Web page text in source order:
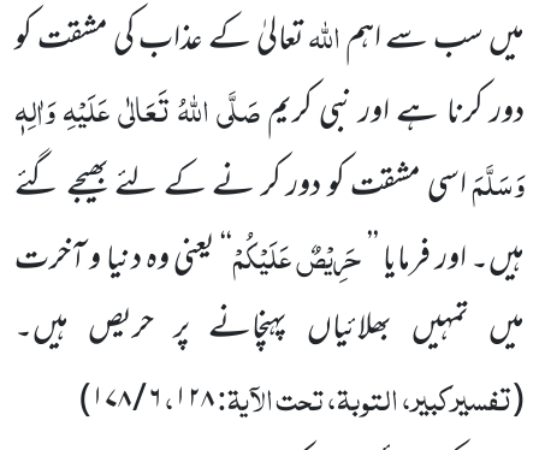
میں سب سے اہماللہتعالیٰ کے عذاب کی مشقت کو
دور کرنا ہے اور نبی کریمصَلَّی اللہُ تَعَالٰی عَلَیْہِ وَاٰلِہٖ
وَسَلَّمَاسی مشقت کو دور کر نے کے لئے بھیجے گئے
ہیں۔ اور فرمایا ’’حَرِیۡصٌ عَلَیۡکُمۡ‘‘ یعنی وہ دنیا و آخرت
میں تمہیں بھلائیاں پہنچانے پر حریص ہیں۔
(تفسیرکبیر، التوبۃ، تحت الآیۃ:۱۲۸،۶ / ۱۷۸
)